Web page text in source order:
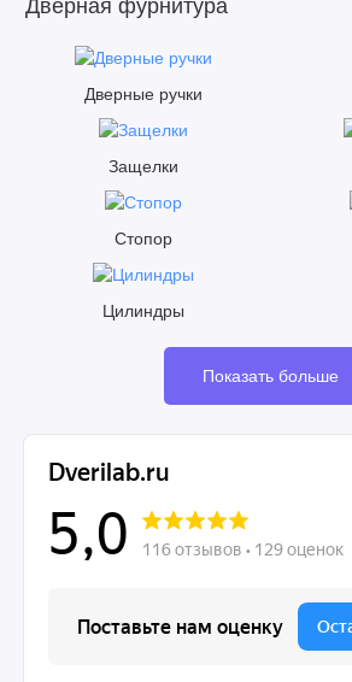
Дверная фурнитура
Дверные ручки
Защелки
Стопор
Цилиндры
Показать больше